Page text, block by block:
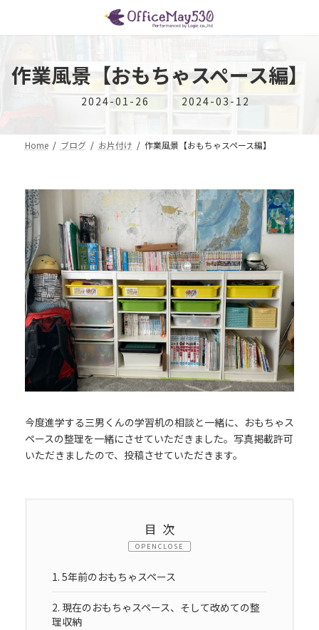
テ
プ
ゲ
動
作業風景【おもちゃスペース編】
2024-01-26
最
新
:
2024-03-12
Home ブログ お片付け 作業風景【おもちゃスペース編】
今度進学する三男くんの学習机の相談と一緒に、おもちゃス
ペースの整理を一緒にさせていただきました。写真掲載許可
いただきましたので、投稿させていただきます。
目次
CLOSE
1. 5年前のおもちゃスペース
2. 現在のおもちゃスペース、そして改めての整
理収納